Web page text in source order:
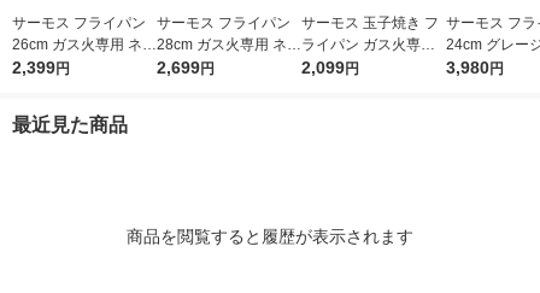
サーモス フライパン
26cm ガス火専用 ネイ
ビー KFI-026 NVY 1個
2,399円
サーモス フライパン
28cm ガス火専用 ネイ
ビー KFI-028 NVY 1個
2,699円
サーモス 玉子焼き フ
ライパン ガス火専用
ネイビー KFI-013E N
2,099円
サーモス フラ
24cm グレー
ガス火対応
3,980円
最近見た商品
商品を閲覧すると履歴が表示されます